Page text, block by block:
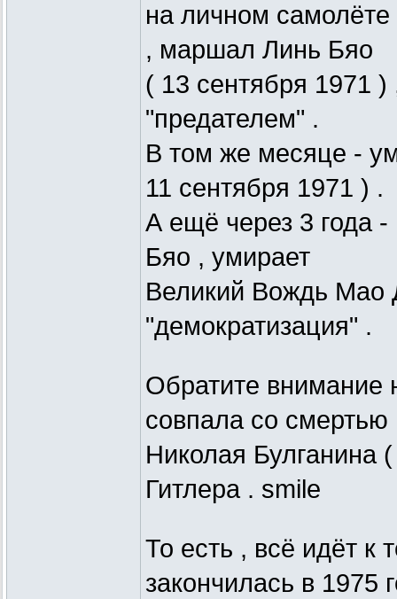
на личном самолёте
, маршал Линь Бяо
( 13 сентября 1971 )
"предателем" .
В том же месяце -
11 сентября 1971 ) .
А ещё через 3 года -
Бяо , умирает
Великий Вождь Мао
"демократизация" .
Обратите внимание
совпала со смертью
Николая Булганина
Гитлера . smile
То есть , всё идёт к
закончилась в 1975